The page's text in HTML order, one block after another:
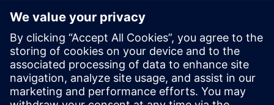
The target users are existing or new ATSPs (Alarm
Transmission Service Provider) looking to implement an
innovative, fully digitalized OEM solution. It is a SaaS for
EN-certified alarm transmission from fire and intruder
alarm sys...